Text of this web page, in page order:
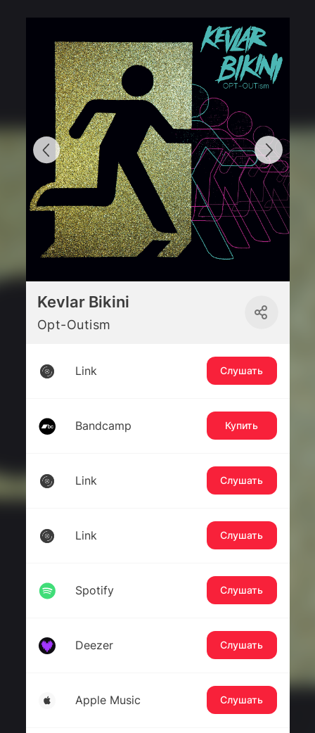
Kevlar Bikini
Opt-Outism
Link Слушать
Bandcamp Купить
Link Слушать
Link Слушать
Spotify Слушать
Deezer Слушать
Apple Music Слушать